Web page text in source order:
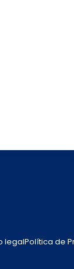
legalPolítica de